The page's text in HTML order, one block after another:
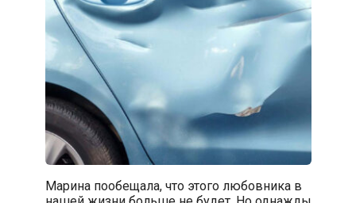
Марина пообещала, что этого любовника в